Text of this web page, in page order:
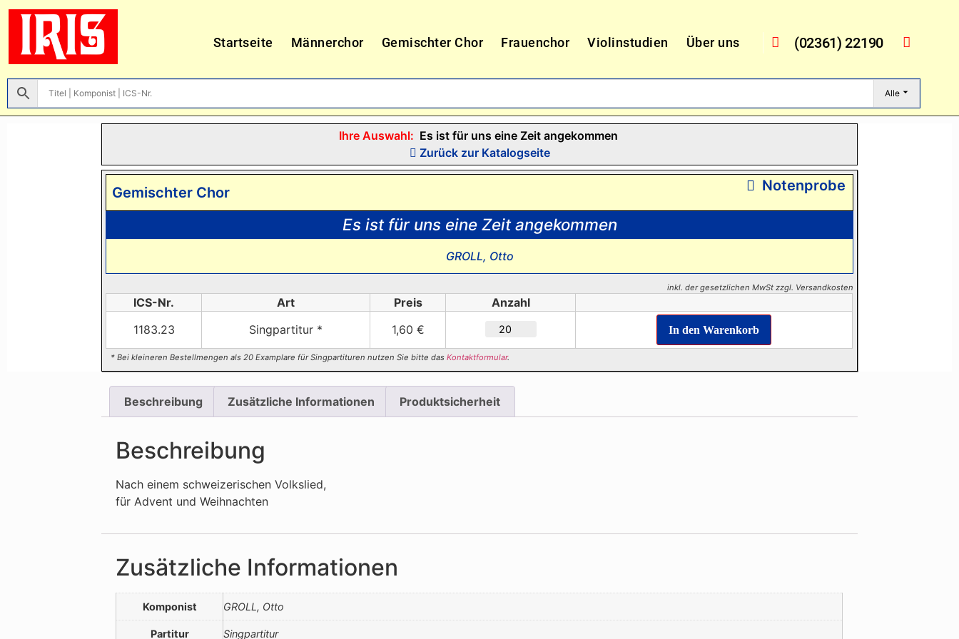
Startseite Männerchor Gemischter Chor Frauenchor Violinstudien Über uns (02361) 22190
Alle
Ihre Auswahl: Es ist für uns eine Zeit angekommen
Zurück zur Katalogseite
Gemischter Chor Notenprobe
Es ist für uns eine Zeit angekommen
GROLL, Otto
inkl. der gesetzlichen MwSt zzgl. Versandkosten
ICS-Nr. Art Preis
Anzahl
1183.23
Singpartitur * 1,60 €
* Bei kleineren Bestellmengen als 20 Examplare für Singpartituren nutzen Sie bitte das Kontaktformular.
Beschreibung Zusätzliche Informationen Produktsicherheit
Beschreibung
Nach einem schweizerischen Volkslied,
für Advent und Weihnachten
Zusätzliche Informationen
Komponist GROLL, Otto
Partitur Singpartitur